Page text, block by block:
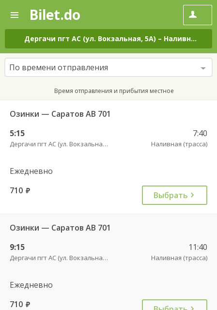
—
Поиск
и
покупка
билетов
на
автобус
онлайн
Bilet.do
Дергачи пгт АС (ул. Вокзальная, 5А) – Наливная (трасса)
По времени отправления
Время отправления и прибытия местное
Озинки — Саратов АВ 701
5:15
Дергачи пгт АС (ул. Вокзальная, 5А)
7:40
Наливная (трасса)
Ежедневно
710 руб. Выбрать
Озинки — Саратов АВ 701
9:15
Дергачи пгт АС (ул. Вокзальная, 5А)
11:40
Наливная (трасса)
Ежедневно
710 руб.